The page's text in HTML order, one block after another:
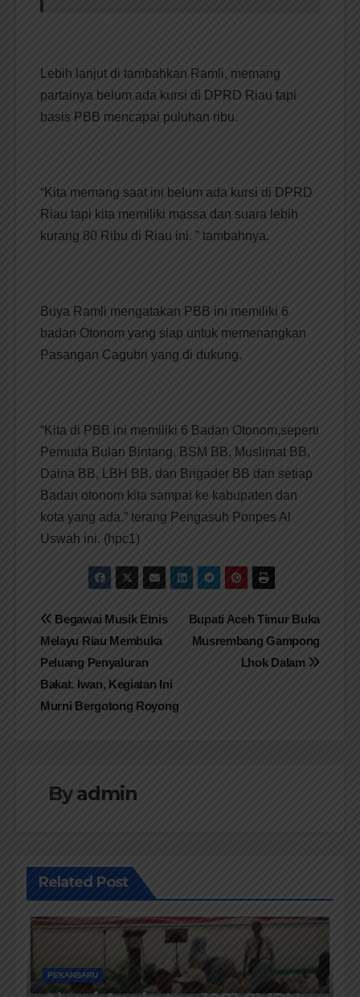
Lebih lanjut di tambahkan Ramli, memang
partainya belum ada kursi di DPRD Riau tapi
basis PBB mencapai puluhan ribu.
“Kita memang saat ini belum ada kursi di DPRD
Riau tapi kita memiliki massa dan suara lebih
kurang 80 Ribu di Riau ini. ” tambahnya.
Buya Ramli mengatakan PBB ini memiliki 6
badan Otonom yang siap untuk memenangkan
Pasangan Cagubri yang di dukung.
“Kita di PBB ini memiliki 6 Badan Otonom,seperti
Pemuda Bulan Bintang, BSM BB, Muslimat BB,
Daina BB, LBH BB, dan Brigader BB dan setiap
Badan otonom kita sampai ke kabupaten dan
kota yang ada.” terang Pengasuh Ponpes Al
Uswah ini. (hpc1)
Navigasi
pos
Bupati Aceh Timur Buka
Musrembang Gampong
Lhok Dalam
Begawai Musik Etnis
Melayu Riau Membuka
Peluang Penyaluran
Bakat. Iwan, Kegiatan Ini
Murni Bergotong Royong
Byadmin
Related Post
PEKANBARU